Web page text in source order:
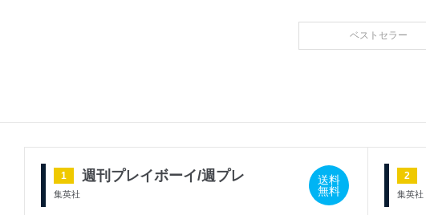
ベストセラー
1 週刊プレイボーイ/週プレ
集英社
送料
無料
2
集英社